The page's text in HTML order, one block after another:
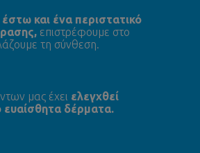
και ένα περιστατικό
επιστρέφουμε στο
τη σύνθεση.
μας έχει ελεγχθεί
ευαίσθητα δέρματα.